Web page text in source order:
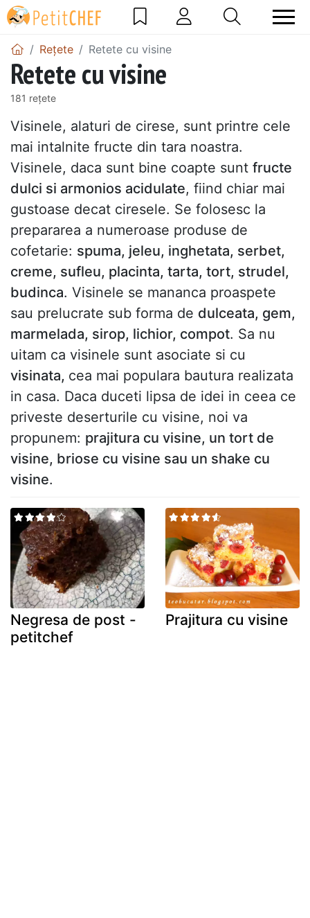
Rețete Retete cu visine
Retete cu visine
181 rețete
Visinele, alaturi de cirese, sunt printre cele
mai intalnite fructe din tara noastra.
Visinele, daca sunt bine coapte sunt fructe
dulci si armonios acidulate, fiind chiar mai
gustoase decat ciresele. Se folosesc la
prepararea a numeroase produse de
cofetarie: spuma, jeleu, inghetata, serbet,
creme, sufleu, placinta, tarta, tort, strudel,
budinca. Visinele se mananca proaspete
sau prelucrate sub forma de dulceata, gem,
marmelada, sirop, lichior, compot. Sa nu
uitam ca visinele sunt asociate si cu
visinata, cea mai populara bautura realizata
in casa. Daca duceti lipsa de idei in ceea ce
priveste deserturile cu visine, noi va
propunem: prajitura cu visine, un tort de
visine, briose cu visine sau un shake cu
visine.
Negresa de post -
petitchef
Prajitura cu visine